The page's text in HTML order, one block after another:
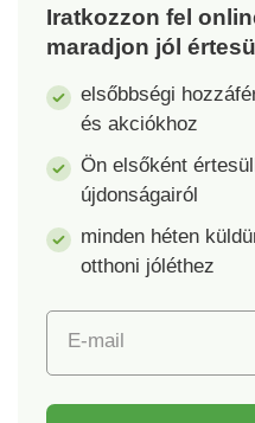
Iratkozzon fel
maradjon jól
elsőbbségi
és akciókhoz
Ön elsőként
újdonságairól
minden héten
otthoni jóléthez
E-mail